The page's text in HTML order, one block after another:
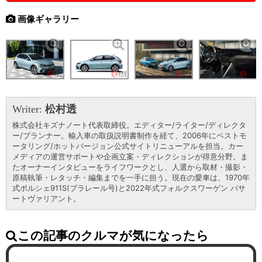
画像ギャラリー
Writer: 松村透
株式会社キズナノート代表取締役。エディター/ライター/ディレクタ
ー/プランナー。輸入車の取扱説明書制作を経て、2006年にベストモ
ータリング/ホットバージョン公式サイトリニューアルを担当。カー
メディアの運営サポートや企画立案・ディレクションが得意分野。ま
たオーナーインタビューをライフワークとし、人選から取材・撮影・
原稿執筆・レタッチ・編集までを一手に担う。現在の愛車は、1970年
式ポルシェ911S(プラレール号)と2022年式フォルクスワーゲン パサ
ートヴァリアント。
この記事のクルマが気になったら